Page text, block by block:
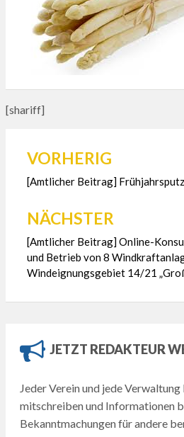
[shariff]
Beitragsnavigation
VORHERIG
[Amtlicher Beitrag]
NÄCHSTER
[Amtlicher Beitrag] Online-
und Betrieb von 8
Windeignungsgebiet 14/21
JETZT REDAKTEUR
Jeder Verein und jede
mitschreiben und Informationen
Bekanntmachungen für andere